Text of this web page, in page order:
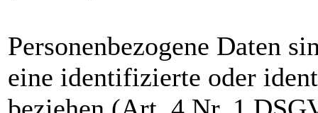
Personenbezogene Daten
eine identifizierte oder